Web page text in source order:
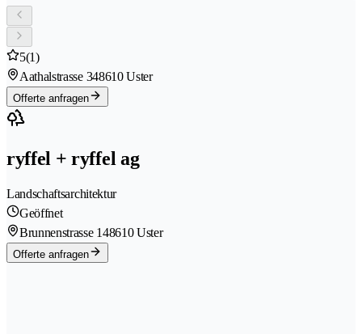
5(1)
Aathalstrasse 348610 Uster
Offerte anfragen
ryffel + ryffel ag
Landschaftsarchitektur
Geöffnet
Brunnenstrasse 148610 Uster
Offerte anfragen